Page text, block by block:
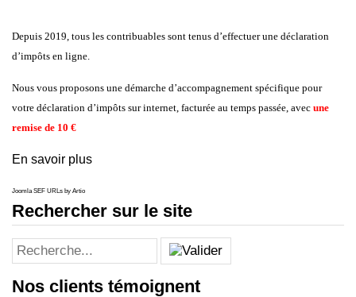
Depuis 2019, tous les contribuables sont tenus d’effectuer une déclaration
d’impôts en ligne.
Nous vous proposons une démarche d’accompagnement spécifique pour
votre déclaration d’impôts sur internet, facturée au temps passée, avec une
remise de 10 €
En savoir plus
Joomla SEF URLs by Artio
Rechercher sur le site
Nos clients témoignent